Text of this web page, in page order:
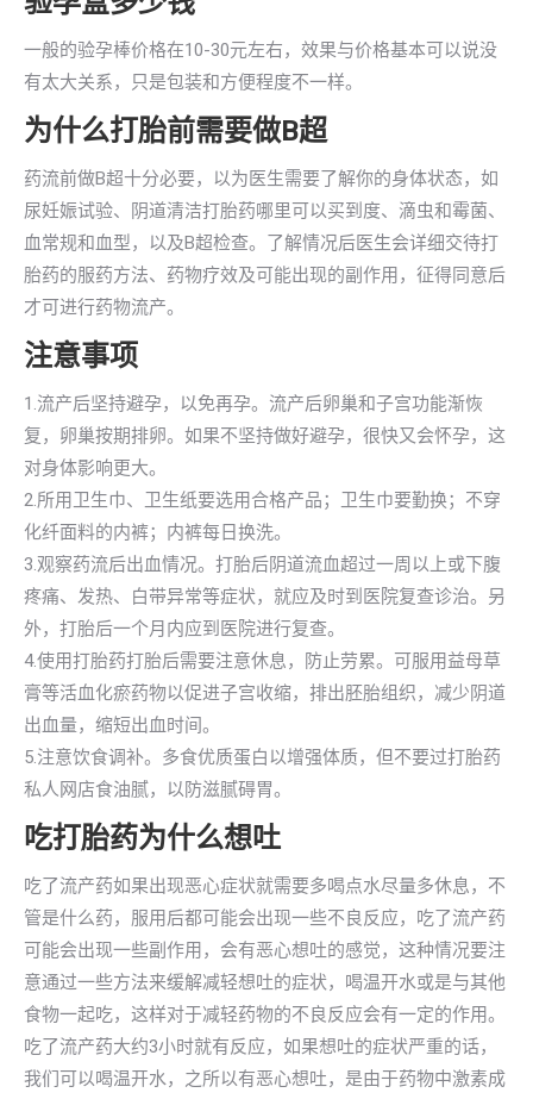
一般的验孕棒价格在10-30元左右，效果与价格基本可以说没
有太大关系，只是包装和方便程度不一样。
为什么打胎前需要做B超
药流前做B超十分必要，以为医生需要了解你的身体状态，如
尿妊娠试验、阴道清洁打胎药哪里可以买到度、滴虫和霉菌、
血常规和血型，以及B超检查。了解情况后医生会详细交待打
胎药的服药方法、药物疗效及可能出现的副作用，征得同意后
才可进行药物流产。
注意事项
1.流产后坚持避孕，以免再孕。流产后卵巢和子宫功能渐恢
复，卵巢按期排卵。如果不坚持做好避孕，很快又会怀孕，这
对身体影响更大。
2.所用卫生巾、卫生纸要选用合格产品；卫生巾要勤换；不穿
化纤面料的内裤；内裤每日换洗。
3.观察药流后出血情况。打胎后阴道流血超过一周以上或下腹
疼痛、发热、白带异常等症状，就应及时到医院复查诊治。另
外，打胎后一个月内应到医院进行复查。
4.使用打胎药打胎后需要注意休息，防止劳累。可服用益母草
膏等活血化瘀药物以促进子宫收缩，排出胚胎组织，减少阴道
出血量，缩短出血时间。
5.注意饮食调补。多食优质蛋白以增强体质，但不要过打胎药
私人网店食油腻，以防滋腻碍胃。
吃打胎药为什么想吐
吃了流产药如果出现恶心症状就需要多喝点水尽量多休息，不
管是什么药，服用后都可能会出现一些不良反应，吃了流产药
可能会出现一些副作用，会有恶心想吐的感觉，这种情况要注
意通过一些方法来缓解减轻想吐的症状，喝温开水或是与其他
食物一起吃，这样对于减轻药物的不良反应会有一定的作用。
吃了流产药大约3小时就有反应，如果想吐的症状严重的话，
我们可以喝温开水，之所以有恶心想吐，是由于药物中激素成